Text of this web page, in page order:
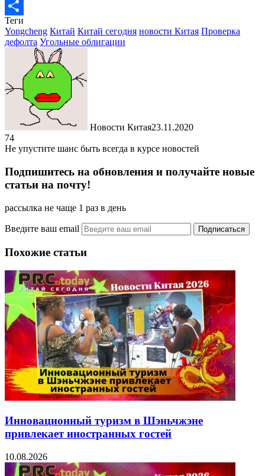
LiveJournal
Отправить
Теги
Yongcheng Китай Китай сегодня новости Китая Проверка
дефолта Угольные облигации
Новости Китая23.11.2020
74
Не упустите шанс быть всегда в курсе новостей
Подпишитесь на обновления и получайте новые
статьи на почту!
рассылка не чаще 1 раз в день
Введите ваш email
Похожие статьи
Инновационный туризм в Шэньчжэне
привлекает иностранных гостей
10.08.2026